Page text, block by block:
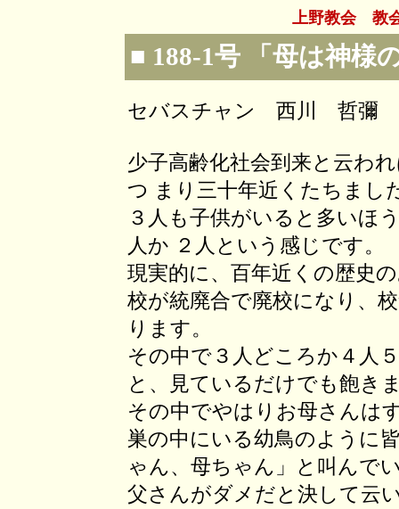
上野教会 教
■ 188-1号 「母は神様
セバスチャン 西川 哲彌
少子高齢化社会到来と云わ
つ まり三十年近くたちまし
３人も子供がいると多いほ
人か ２人という感じです。
現実的に、百年近くの歴史
校が統廃合で廃校になり、
ります。
その中で３人どころか４人
と、見ているだけでも飽き
その中でやはりお母さんは
巣の中にいる幼鳥のように
ゃん、母ちゃん」と叫んで
父さんがダメだと決して云